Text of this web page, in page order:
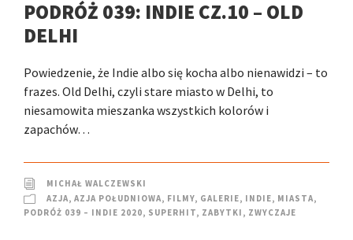
PODRÓŻ 039: INDIE CZ.10 – OLD
DELHI
Powiedzenie, że Indie albo się kocha albo nienawidzi – to
frazes. Old Delhi, czyli stare miasto w Delhi, to
niesamowita mieszanka wszystkich kolorów i
zapachów…
MICHAŁ WALCZEWSKI
AZJA, AZJA POŁUDNIOWA, FILMY, GALERIE, INDIE, MIASTA,
PODRÓŻ 039 – INDIE 2020, SUPERHIT, ZABYTKI , ZWYCZAJE